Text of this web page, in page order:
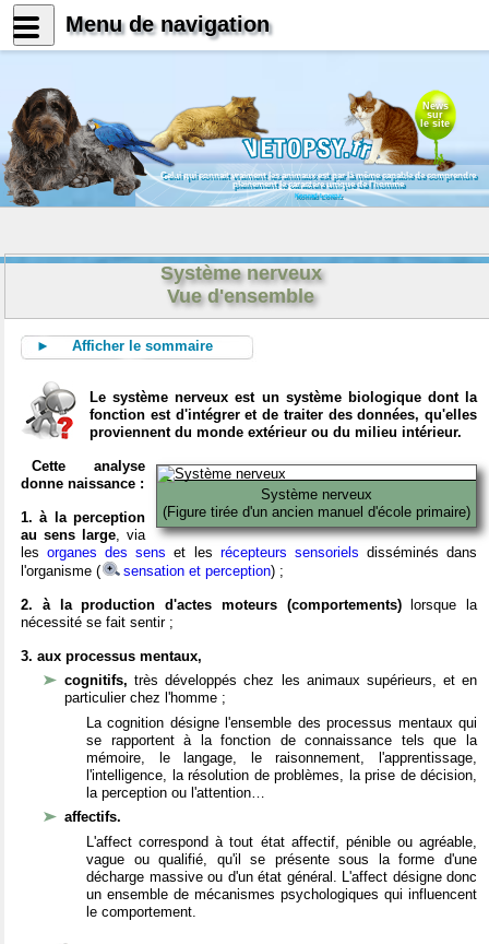
News
sur
le site
Celui qui connait vraiment les animaux est par là même capable de comprendre
pleinement le caractère unique de l'homme
Konrad Lorenz
Système nerveux
Vue d'ensemble
► Afficher le sommaire
Le système nerveux est un système biologique dont la
fonction est d'intégrer et de traiter des données, qu'elles
proviennent du monde extérieur ou du milieu intérieur.
Système nerveux
(Figure tirée d'un ancien manuel d'école primaire)
Cette analyse
donne naissance :
1. à la perception
au sens large, via
lesorganes des sens et les récepteurs sensoriels disséminés dans
l'organisme (
sensation et perception) ;
2. à la production d'actes moteurs (comportements)lorsque la
nécessité se fait sentir ;
3. aux processus mentaux,
cognitifs,très développés chez les animaux supérieurs, et en
particulier chez l'homme ;
La cognition désigne l'ensemble des processus mentaux qui
se rapportent à la fonction de connaissance tels que la
mémoire, le langage, le raisonnement, l'apprentissage,
l'intelligence, la résolution de problèmes, la prise de décision,
la perception ou l'attention…
affectifs.
L'affect correspond à tout état affectif, pénible ou agréable,
vague ou qualifié, qu'il se présente sous la forme d'une
décharge massive ou d'un état général. L'affect désigne donc
un ensemble de mécanismes psychologiques qui influencent
le comportement.
Menu de navigation